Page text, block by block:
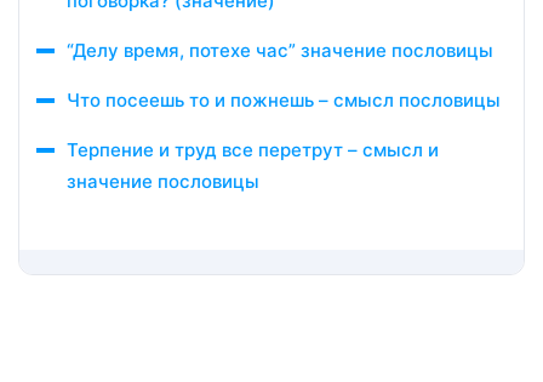
“Делу время, потехе час” значение пословицы
Что посеешь то и пожнешь – смысл пословицы
Терпение и труд все перетрут – смысл и
значение пословицы